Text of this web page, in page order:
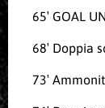
65′ GOAL
68′ Doppia
73′